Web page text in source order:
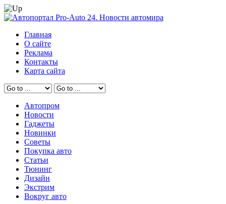
Главная
О сайте
Реклама
Контакты
Карта сайта
Автопром
Новости
Гаджеты
Новинки
Советы
Покупка авто
Статьи
Тюнинг
Дизайн
Экстрим
Вокруг авто